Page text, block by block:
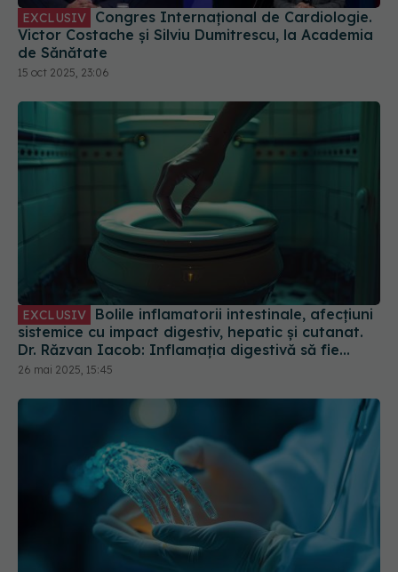
EXCLUSIV
Victor Costache și Silviu Dumitrescu, la Academia
de Sănătate
15 oct 2025, 23:06
EXCLUSIV
sistemice cu impact digestiv, hepatic și cutanat.
Dr. Răzvan Iacob: Inflamația digestivă să fie
stăpânită
26 mai 2025, 15:45